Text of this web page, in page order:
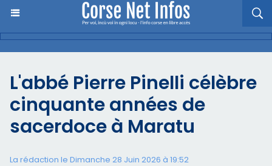
L'abbé Pierre Pinelli célèbre
cinquante années de
sacerdoce à Maratu
La rédaction le Dimanche 28 Juin 2026 à 19:52